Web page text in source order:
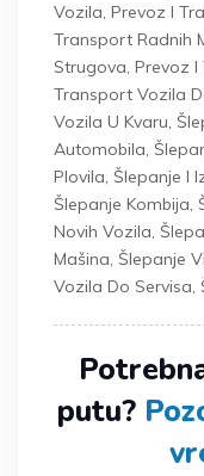
Vozila, Prevoz I
Transport Radnih
Strugova, Prevoz
Transport Vozila
Vozila U Kvaru,
Automobila,
Plovila, Šlepanje I
Šlepanje Kombija,
Novih Vozila,
Mašina, Šlepanje
Vozila Do Servisa,
putu?